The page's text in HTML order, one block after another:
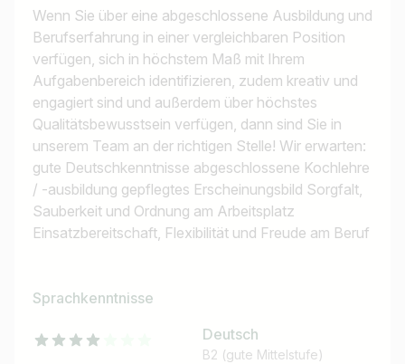
Wenn Sie über eine abgeschlossene Ausbildung und
Berufserfahrung in einer vergleichbaren Position
verfügen, sich in höchstem Maß mit Ihrem
Aufgabenbereich identifizieren, zudem kreativ und
engagiert sind und außerdem über höchstes
Qualitätsbewusstsein verfügen, dann sind Sie in
unserem Team an der richtigen Stelle! Wir erwarten:
gute Deutschkenntnisse abgeschlossene Kochlehre
/ -ausbildung gepflegtes Erscheinungsbild Sorgfalt,
Sauberkeit und Ordnung am Arbeitsplatz
Einsatzbereitschaft, Flexibilität und Freude am Beruf
Sprachkenntnisse
Deutsch
B2 (gute Mittelstufe)